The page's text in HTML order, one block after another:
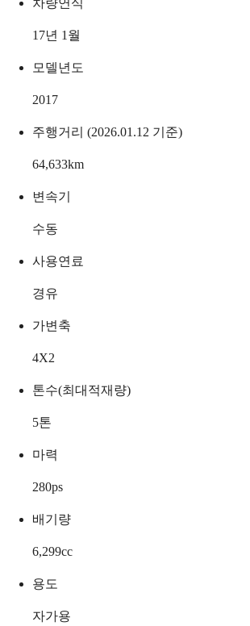
차량연식
17년 1월
모델년도
2017
주행거리 (2026.01.12 기준)
64,633km
변속기
수동
사용연료
경유
가변축
4X2
톤수(최대적재량)
5톤
마력
280ps
배기량
6,299cc
용도
자가용